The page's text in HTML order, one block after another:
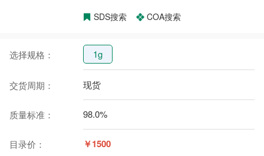
SDS搜索 COA搜索
选择规格： 1g
交货周期： 现货
质量标准： 98.0%
目录价： ￥1500